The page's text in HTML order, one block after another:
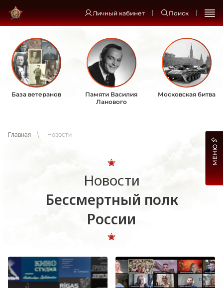
Личный кабинет Поиск
База ветеранов
Памяти Василия
Ланового
Московская битва
Главная Новости
Новости
Бессмертный полк
России
МЕНЮ